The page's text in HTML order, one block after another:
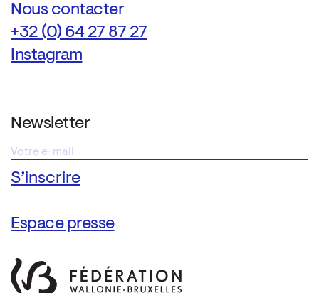
Nous contacter
+32 (0) 64 27 87 27
Instagram
Newsletter
Espace presse